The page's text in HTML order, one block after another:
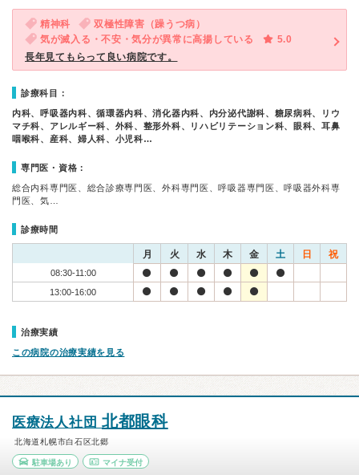
精神科
双極性障害（躁うつ病）
気が滅入る・不安・気分が異常に高揚している
5.0
長年見てもらって良い病院です。
診療科目：
内科、呼吸器内科、循環器内科、消化器内科、内分泌代謝科、糖尿病科、リウ
マチ科、アレルギー科、外科、整形外科、リハビリテーション科、眼科、耳鼻
咽喉科、産科、婦人科、小児科…
専門医・資格：
総合内科専門医、総合診療専門医、外科専門医、呼吸器専門医、呼吸器外科専
門医、気…
診療時間
月 火 水 木 金 土 日 祝
08:30-11:00
13:00-16:00
治療実績
この病院の治療実績を見る
医療法人社団 北都眼科
北海道札幌市白石区北郷
駐車場あり マイナ受付